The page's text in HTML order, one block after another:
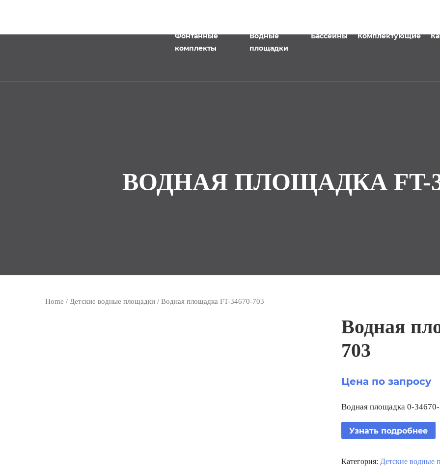
Фонтанные
комплекты
Водные
площадки
Бассейны Комплектующие
ВОДНАЯ ПЛОЩАДКА FT-
Home / Детские водные площадки/ Водная площадка FT-34670-703
Водная
703
Цена по запросу
Водная площадка 0-
Узнать подробнее
Категория:Детские водные